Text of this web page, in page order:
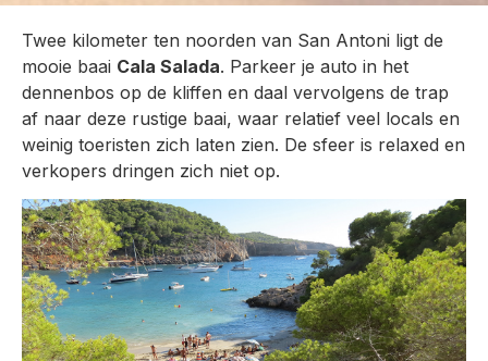
Twee kilometer ten noorden van San Antoni ligt de
mooie baai Cala Salada. Parkeer je auto in het
dennenbos op de kliffen en daal vervolgens de trap
af naar deze rustige baai, waar relatief veel locals en
weinig toeristen zich laten zien. De sfeer is relaxed en
verkopers dringen zich niet op.